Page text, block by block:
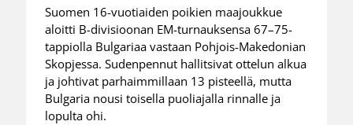
Suomen 16-vuotiaiden poikien maajoukkue
aloitti B-divisioonan EM-turnauksensa 67–75-
tappiolla Bulgariaa vastaan Pohjois-Makedonian
Skopjessa. Sudenpennut hallitsivat ottelun alkua
ja johtivat parhaimmillaan 13 pisteellä, mutta
Bulgaria nousi toisella puoliajalla rinnalle ja
lopulta ohi.